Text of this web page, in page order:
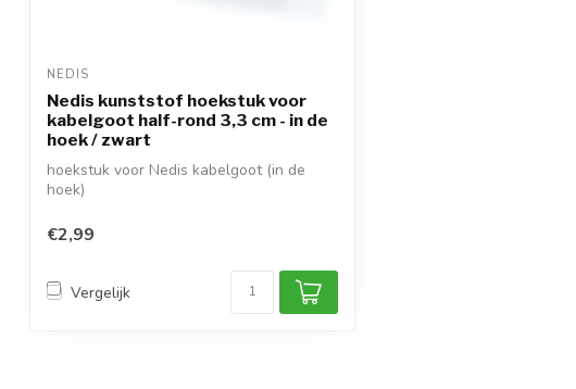
NEDIS
Nedis kunststof hoekstuk voor
kabelgoot half-rond 3,3 cm - in de
hoek / zwart
hoekstuk voor Nedis kabelgoot (in de
hoek)
voor...
€2,99
Vergelijk